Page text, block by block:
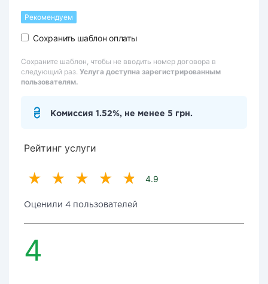
Рекомендуем
Сохранить шаблон оплаты
Сохраните шаблон, чтобы не вводить номер договора в
следующий раз. Услуга доступна зарегистрированным
пользователям.
Комиссия 1.52%, не менее 5 грн.
Рейтинг услуги
4.9
Оценили 4 пользователей
4